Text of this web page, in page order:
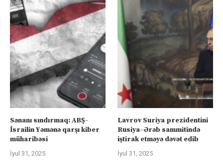
Sənanı sındırmaq: ABŞ-
İsrailin Yəmənə qarşı kiber
müharibəsi
İyul 31, 2025
Lavrov Suriya prezidentini
Rusiya–Ərəb sammitində
iştirak etməyə dəvət edib
İyul 31, 2025